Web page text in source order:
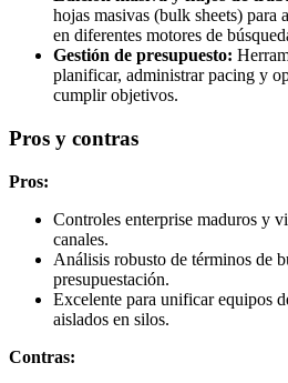
hojas masivas (bulk sheets) para
en diferentes motores de
Gestión de presupuesto:
planificar, administrar pacing y
cumplir objetivos.
Pros y contras
Pros:
Controles enterprise maduros y
canales.
Análisis robusto de términos de
presupuestación.
Excelente para unificar equipos
aislados en silos.
Contras: